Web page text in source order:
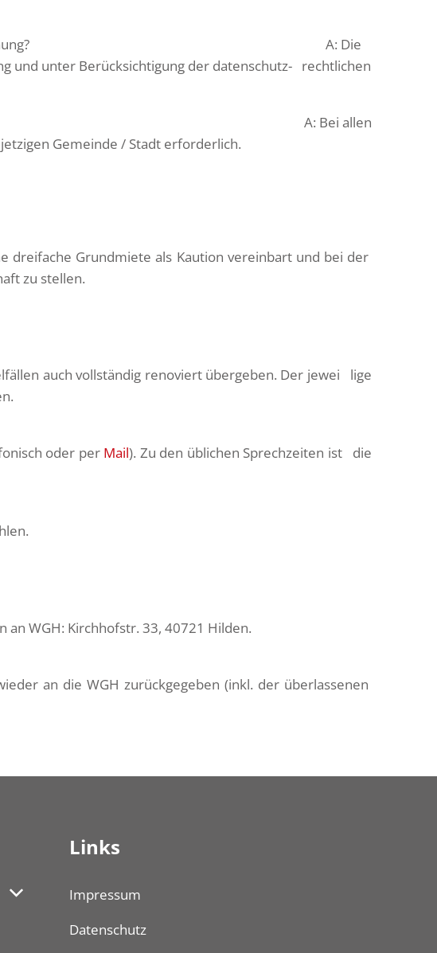
an einer konkreten Wohnung? A: Die
und unter Berücksichtigung der datenschutz- rechtlichen
nötig? A: Bei allen
Gemeinde / Stadt erforderlich.
dreifache Grundmiete als Kaution vereinbart und bei der
zu stellen.
auch vollständig renoviert übergeben. Der jewei lige
oder per Mail). Zu den üblichen Sprechzeiten ist die
WGH: Kirchhofstr. 33, 40721 Hilden.
an die WGH zurückgegeben (inkl. der überlassenen
auszublenden
Links
Impressum
Datenschutz